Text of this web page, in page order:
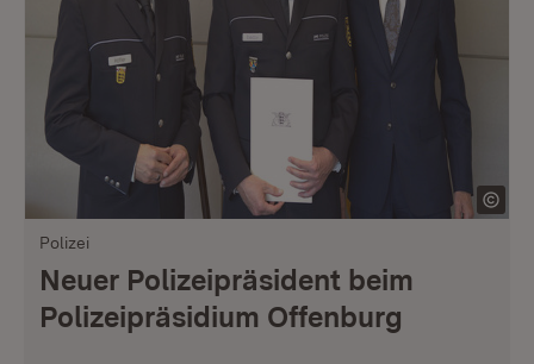
Polizei
Neuer Polizeipräsident beim
Polizeipräsidium Offenburg